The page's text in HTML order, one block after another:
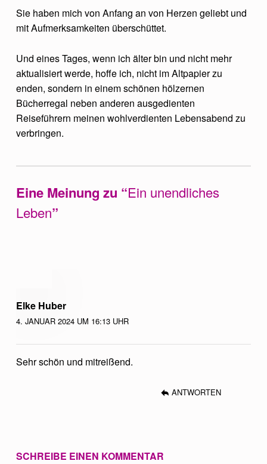
Sie haben mich von Anfang an von Herzen geliebt und
mit Aufmerksamkeiten überschüttet.
Und eines Tages, wenn ich älter bin und nicht mehr
aktualisiert werde, hoffe ich, nicht im Altpapier zu
enden, sondern in einem schönen hölzernen
Bücherregal neben anderen ausgedienten
Reiseführern meinen wohlverdienten Lebensabend zu
verbringen.
Eine Meinung zu “Ein unendliches
Leben”
Elke Huber
4. JANUAR 2024 UM 16:13 UHR
Sehr schön und mitreißend.
ANTWORTEN
SCHREIBE EINEN KOMMENTAR